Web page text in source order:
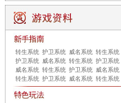
转生系统 护卫系统 威名系统 转生系统
护卫系统 威名系统 转生系统 护卫系统
威名系统 转生系统 护卫系统 威名系统
转生系统 护卫系统 威名系统 转生系统